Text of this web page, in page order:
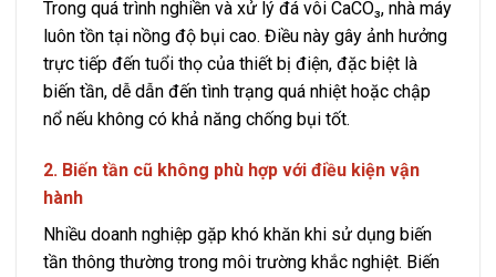
Trong quá trình nghiền và xử lý đá vôi CaCO₃, nhà máy
luôn tồn tại nồng độ bụi cao. Điều này gây ảnh hưởng
trực tiếp đến tuổi thọ của thiết bị điện, đặc biệt là
biến tần, dễ dẫn đến tình trạng quá nhiệt hoặc chập
nổ nếu không có khả năng chống bụi tốt.
2. Biến tần cũ không phù hợp với điều kiện vận
hành
Nhiều doanh nghiệp gặp khó khăn khi sử dụng biến
tần thông thường trong môi trường khắc nghiệt. Biến